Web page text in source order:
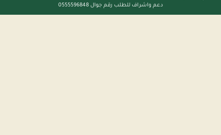
دعم واشراف للطلب رقم جوال 0555596848